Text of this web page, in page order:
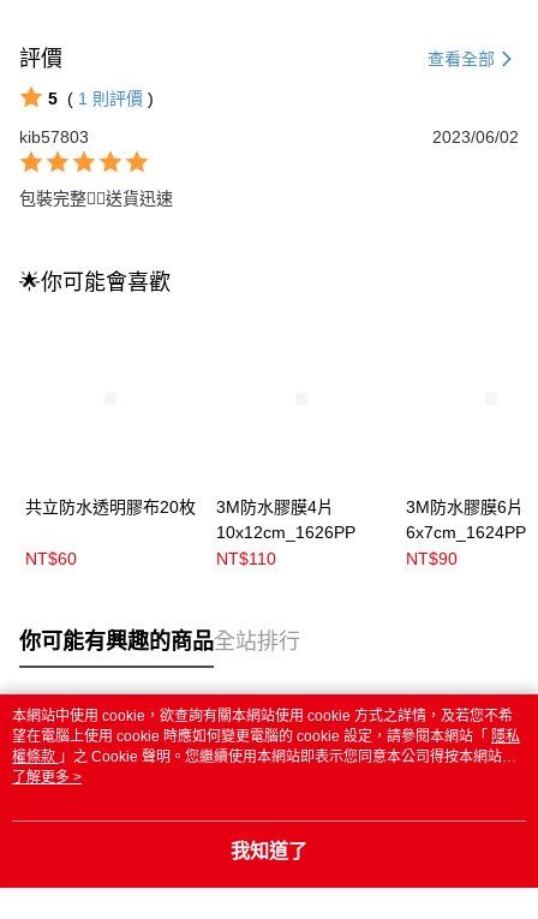
評價 查看全部
5 ( 1 則評價 )
kib57803
2023/06/02
包裝完整👍🏻送貨迅速
🌟你可能會喜歡
共立防水透明膠布20枚
NT$60
3M防水膠膜4片
10x12cm_1626PP
NT$110
3M防水膠膜6片
6x7cm_1624PP
NT$90
你可能有興趣的商品全站排行
熱門標籤
本網站中使用 cookie，欲查詢有關本網站使用 cookie 方式之詳情，及若您不希
望在電腦上使用 cookie 時應如何變更電腦的 cookie 設定，請參閱本網站「 隱私
權條款 」之 Cookie 聲明。您繼續使用本網站即表示您同意本公司得按本網站使
用條款之 Cookie 聲明使用 cookie。
了解更多 >
我知道了